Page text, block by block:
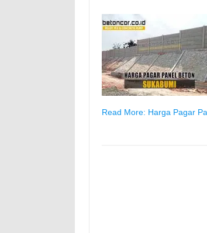
Read More: Harga Pagar